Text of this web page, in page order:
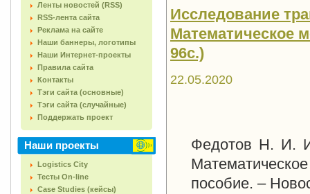
Ленты новостей (RSS)
RSS-лента сайта
Реклама на сайте
Наши баннеры, логотипы
Наши Интернет-проекты
Правила сайта
Контакты
Тэги сайта (основные)
Тэги сайта (случайные)
Поддержать проект
Наши проекты
Logistics City
Тесты On-line
Case Studies (кейсы)
Исследование
Математическое
96с.)
22.05.2020
Федотов Н. И.
пособие. –